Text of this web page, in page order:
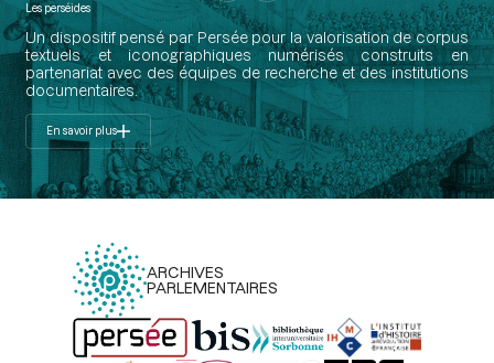
Les perséides
Un dispositif pensé par Persée pour la valorisation de corpus
textuels et iconographiques numérisés construits en
partenariat avec des équipes de recherche et des institutions
documentaires.
En savoir plus
ARCHIVES
PARLEMENTAIRES